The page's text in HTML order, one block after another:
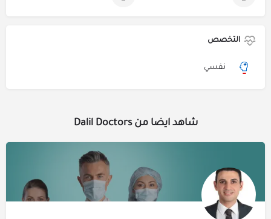
التخصص
نفسي
شاهد ايضا من Dalil Doctors